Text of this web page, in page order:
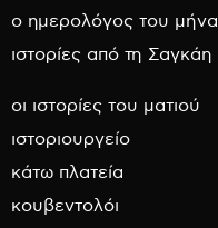
ο ημερολόγος του μήνα
ιστορίες από τη Σαγκάη
οι ιστορίες του ματιού
ιστοριουργείο
κάτω πλατεία
κουβεντολόι